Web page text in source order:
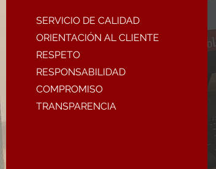
SERVICIO DE CALIDAD
ORIENTACIÓN AL CLIENTE
RESPETO
RESPONSABILIDAD
COMPROMISO
TRANSPARENCIA